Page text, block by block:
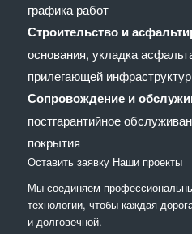
графика работ
Строительство и
основания, укладка
прилегающей
Сопровождение и
постгарантийное
покрытия
Оставить заявку Наши проекты
Мы соединяем
технологии, чтобы каждая
и долговечной.